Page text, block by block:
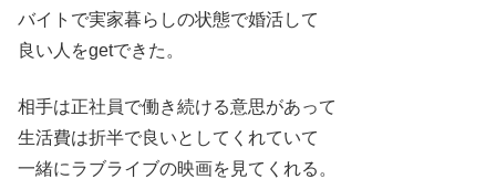
バイトで実家暮らしの状態で婚活して
良い人をgetできた。
相手は正社員で働き続ける意思があって
生活費は折半で良いとしてくれていて
一緒にラブライブの映画を見てくれる。